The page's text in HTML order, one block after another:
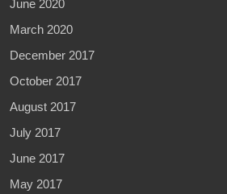
June 2020
March 2020
December 2017
October 2017
August 2017
July 2017
June 2017
May 2017